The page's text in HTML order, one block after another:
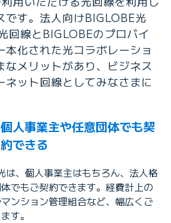
です。法人向けBIGLOBE光
回線とBIGLOBEのプロバイ
本化された光コラボレーショ
なメリットがあり、ビジネス
ネット回線としてみなさまに
個人事業主や任意団体でも契
約できる
は、個人事業主はもちろん、法人格
でもご契約できます。経費計上の
ンション管理組合など、幅広くご
す。